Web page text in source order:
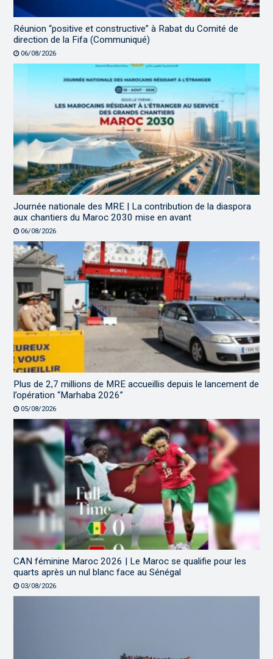
Réunion “positive et constructive” à Rabat du Comité de
direction de la Fifa (Communiqué)
06/08/2026
Journée nationale des MRE | La contribution de la diaspora
aux chantiers du Maroc 2030 mise en avant
06/08/2026
Plus de 2,7 millions de MRE accueillis depuis le lancement de
l’opération “Marhaba 2026”
05/08/2026
CAN féminine Maroc 2026 | Le Maroc se qualifie pour les
quarts après un nul blanc face au Sénégal
03/08/2026